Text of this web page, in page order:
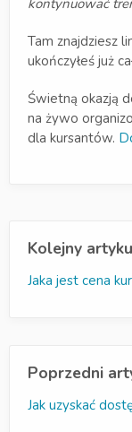
kontynuować
Tam znajdziesz
ukończyłeś już
Świetną okazją
na żywo
dla kursantów.
Kolejny
Jaka jest cena
Poprzedni
Jak uzyskać